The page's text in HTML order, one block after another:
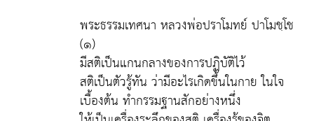
พระธรรมเทศนา หลวงพ่อปราโมทย์ ปาโมชฺโช
(๑)
มีสติเป็นแกนกลางของการปฏิบัติไว้
สติเป็นตัวรู้ทัน ว่ามีอะไรเกิดขึ้นในกาย ในใจ
เบื้องต้น ทำกรรมฐานสักอย่างหนึ่ง